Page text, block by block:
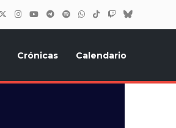
Crónicas Calendario